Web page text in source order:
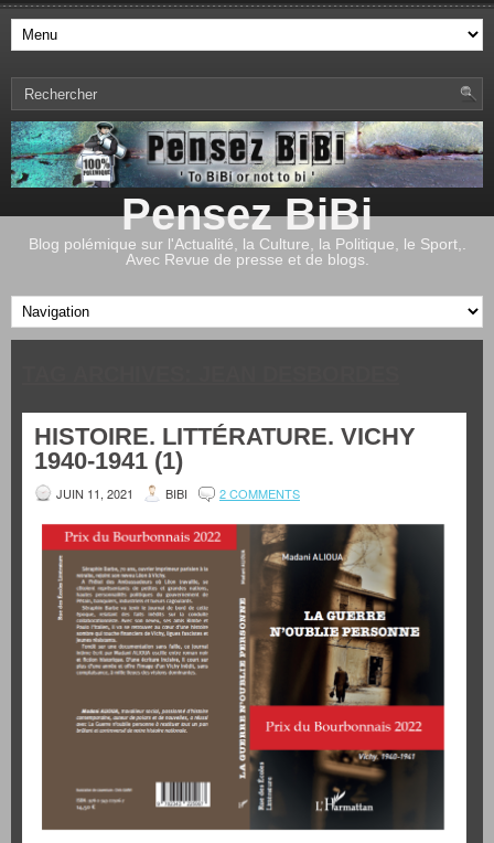
Pensez BiBi
Blog polémique sur l'Actualité, la Culture, la Politique, le Sport,.
Avec Revue de presse et de blogs.
HISTOIRE. LITTÉRATURE. VICHY
1940-1941 (1)
JUIN 11, 2021 BIBI 2 COMMENTS